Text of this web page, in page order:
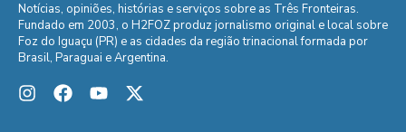
Notícias, opiniões, histórias e serviços sobre as Três Fronteiras.
Fundado em 2003, o H2FOZ produz jornalismo original e local sobre
Foz do Iguaçu (PR) e as cidades da região trinacional formada por
Brasil, Paraguai e Argentina.